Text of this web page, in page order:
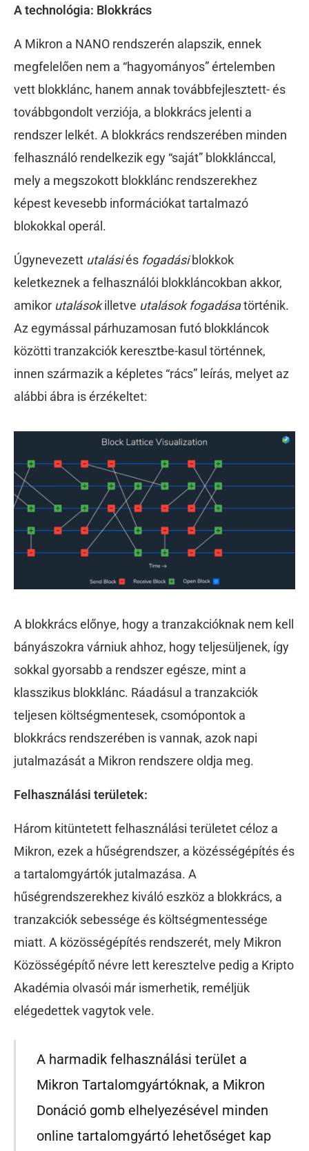
A technológia: Blokkrács
A Mikron a NANO rendszerén alapszik, ennek
megfelelően nem a “hagyományos” értelemben
vett blokklánc, hanem annak továbbfejlesztett- és
továbbgondolt verziója, a blokkrács jelenti a
rendszer lelkét. A blokkrács rendszerében minden
felhasználó rendelkezik egy “saját” blokklánccal,
mely a megszokott blokklánc rendszerekhez
képest kevesebb információkat tartalmazó
blokokkal operál.
Úgynevezett utalásiés fogadásiblokkok
keletkeznek a felhasználói blokkláncokban akkor,
amikor utalásokilletve utalások fogadásatörténik.
Az egymással párhuzamosan futó blokkláncok
közötti tranzakciók keresztbe-kasul történnek,
innen származik a képletes “rács” leírás, melyet az
alábbi ábra is érzékeltet:
A blokkrács előnye, hogy a tranzakcióknak nem kell
bányászokra várniuk ahhoz, hogy teljesüljenek, így
sokkal gyorsabb a rendszer egésze, mint a
klasszikus blokklánc. Ráadásul a tranzakciók
teljesen költségmentesek, csomópontok a
blokkrács rendszerében is vannak, azok napi
jutalmazását a Mikron rendszere oldja meg.
Felhasználási területek:
Három kitüntetett felhasználási területet céloz a
Mikron, ezek a hűségrendszer, a közésségépítés és
a tartalomgyártók jutalmazása. A
hűségrendszerekhez kiváló eszköz a blokkrács, a
tranzakciók sebessége és költségmentessége
miatt. A közösségépítés rendszerét, mely Mikron
Közösségépítő névre lett keresztelve pedig a Kripto
Akadémia olvasói már ismerhetik, reméljük
elégedettek vagytok vele.
A harmadik felhasználási terület a
Mikron Tartalomgyártóknak, a Mikron
Donáció gomb elhelyezésével minden
online tartalomgyártó lehetőséget kap